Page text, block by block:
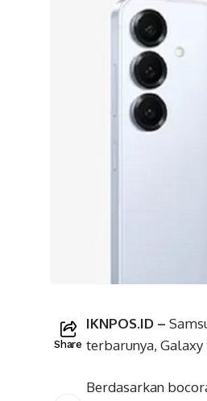
Share
IKNPOS.ID –
terbarunya, Galaxy
Berdasarkan